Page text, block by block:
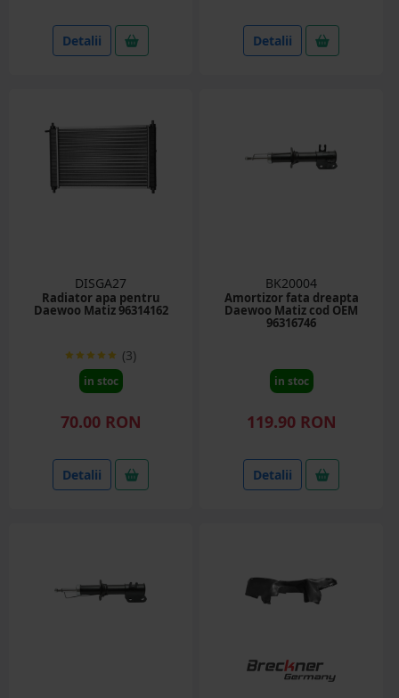
Detalii Detalii
DISGA27
Radiator apa pentru
Daewoo Matiz 96314162
(3)
in stoc
70.00 RON
Detalii
BK20004
Amortizor fata dreapta
Daewoo Matiz cod OEM
96316746
in stoc
119.90 RON
Detalii